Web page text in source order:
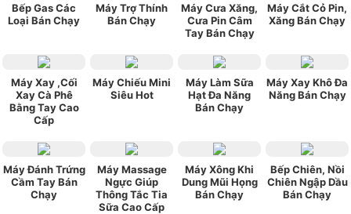
Bếp Gas Các
Loại Bán Chạy
Máy Trợ Thính
Bán Chạy
Máy Cưa Xăng,
Cưa Pin Câm
Tay Bán Chạy
Máy Cắt Cỏ Pin,
Xăng Bán Chạy
Máy Xay ,Cối
Xay Cà Phê
Bằng Tay Cao
Cấp
Máy Chiếu Mini
Siêu Hot
Máy Làm Sữa
Hạt Đa Năng
Bán Chạy
Máy Xay Khô Đa
Năng Bán Chạy
Máy Đánh Trứng
Cầm Tay Bán
Chạy
Máy Massage
Ngực Giúp
Thông Tắc Tia
Sữa Cao Cấp
Máy Xông Khi
Dung Mũi Họng
Bán Chạy
Bếp Chiên, Nồi
Chiên Ngập Dầu
Bán Chạy